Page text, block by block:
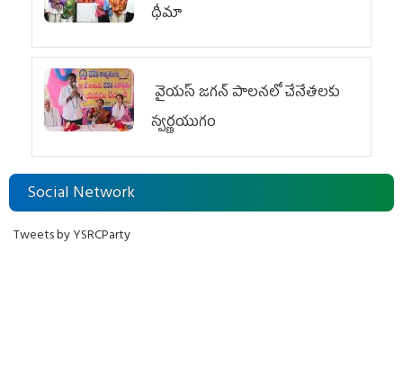
ధీమా
వైయ‌స్ జగన్ పాలనలో చేనేతలకు
స్వర్ణయుగం
Social Network
Tweets by YSRCParty